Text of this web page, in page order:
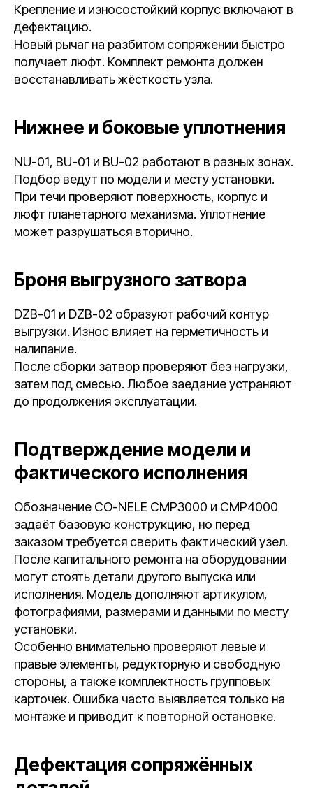
Крепление и износостойкий корпус включают в
дефектацию.
Новый рычаг на разбитом сопряжении быстро
получает люфт. Комплект ремонта должен
восстанавливать жёсткость узла.
Нижнее и боковые уплотнения
NU-01, BU-01 и BU-02 работают в разных зонах.
Подбор ведут по модели и месту установки.
При течи проверяют поверхность, корпус и
люфт планетарного механизма. Уплотнение
может разрушаться вторично.
Броня выгрузного затвора
DZB-01 и DZB-02 образуют рабочий контур
выгрузки. Износ влияет на герметичность и
налипание.
После сборки затвор проверяют без нагрузки,
затем под смесью. Любое заедание устраняют
до продолжения эксплуатации.
Подтверждение модели и
фактического исполнения
Обозначение CO-NELE CMP3000 и CMP4000
задаёт базовую конструкцию, но перед
заказом требуется сверить фактический узел.
После капитального ремонта на оборудовании
могут стоять детали другого выпуска или
исполнения. Модель дополняют артикулом,
фотографиями, размерами и данными по месту
установки.
Особенно внимательно проверяют левые и
правые элементы, редукторную и свободную
стороны, а также комплектность групповых
карточек. Ошибка часто выявляется только на
монтаже и приводит к повторной остановке.
Дефектация сопряжённых